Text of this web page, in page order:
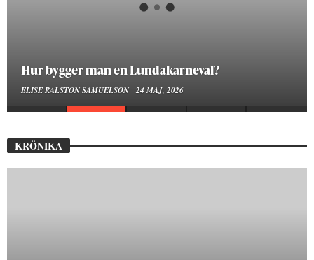
Hur bygger man en Lundakarneval?
ELISE RALSTON SAMUELSON 24 MAJ, 2026
KRÖNIKA